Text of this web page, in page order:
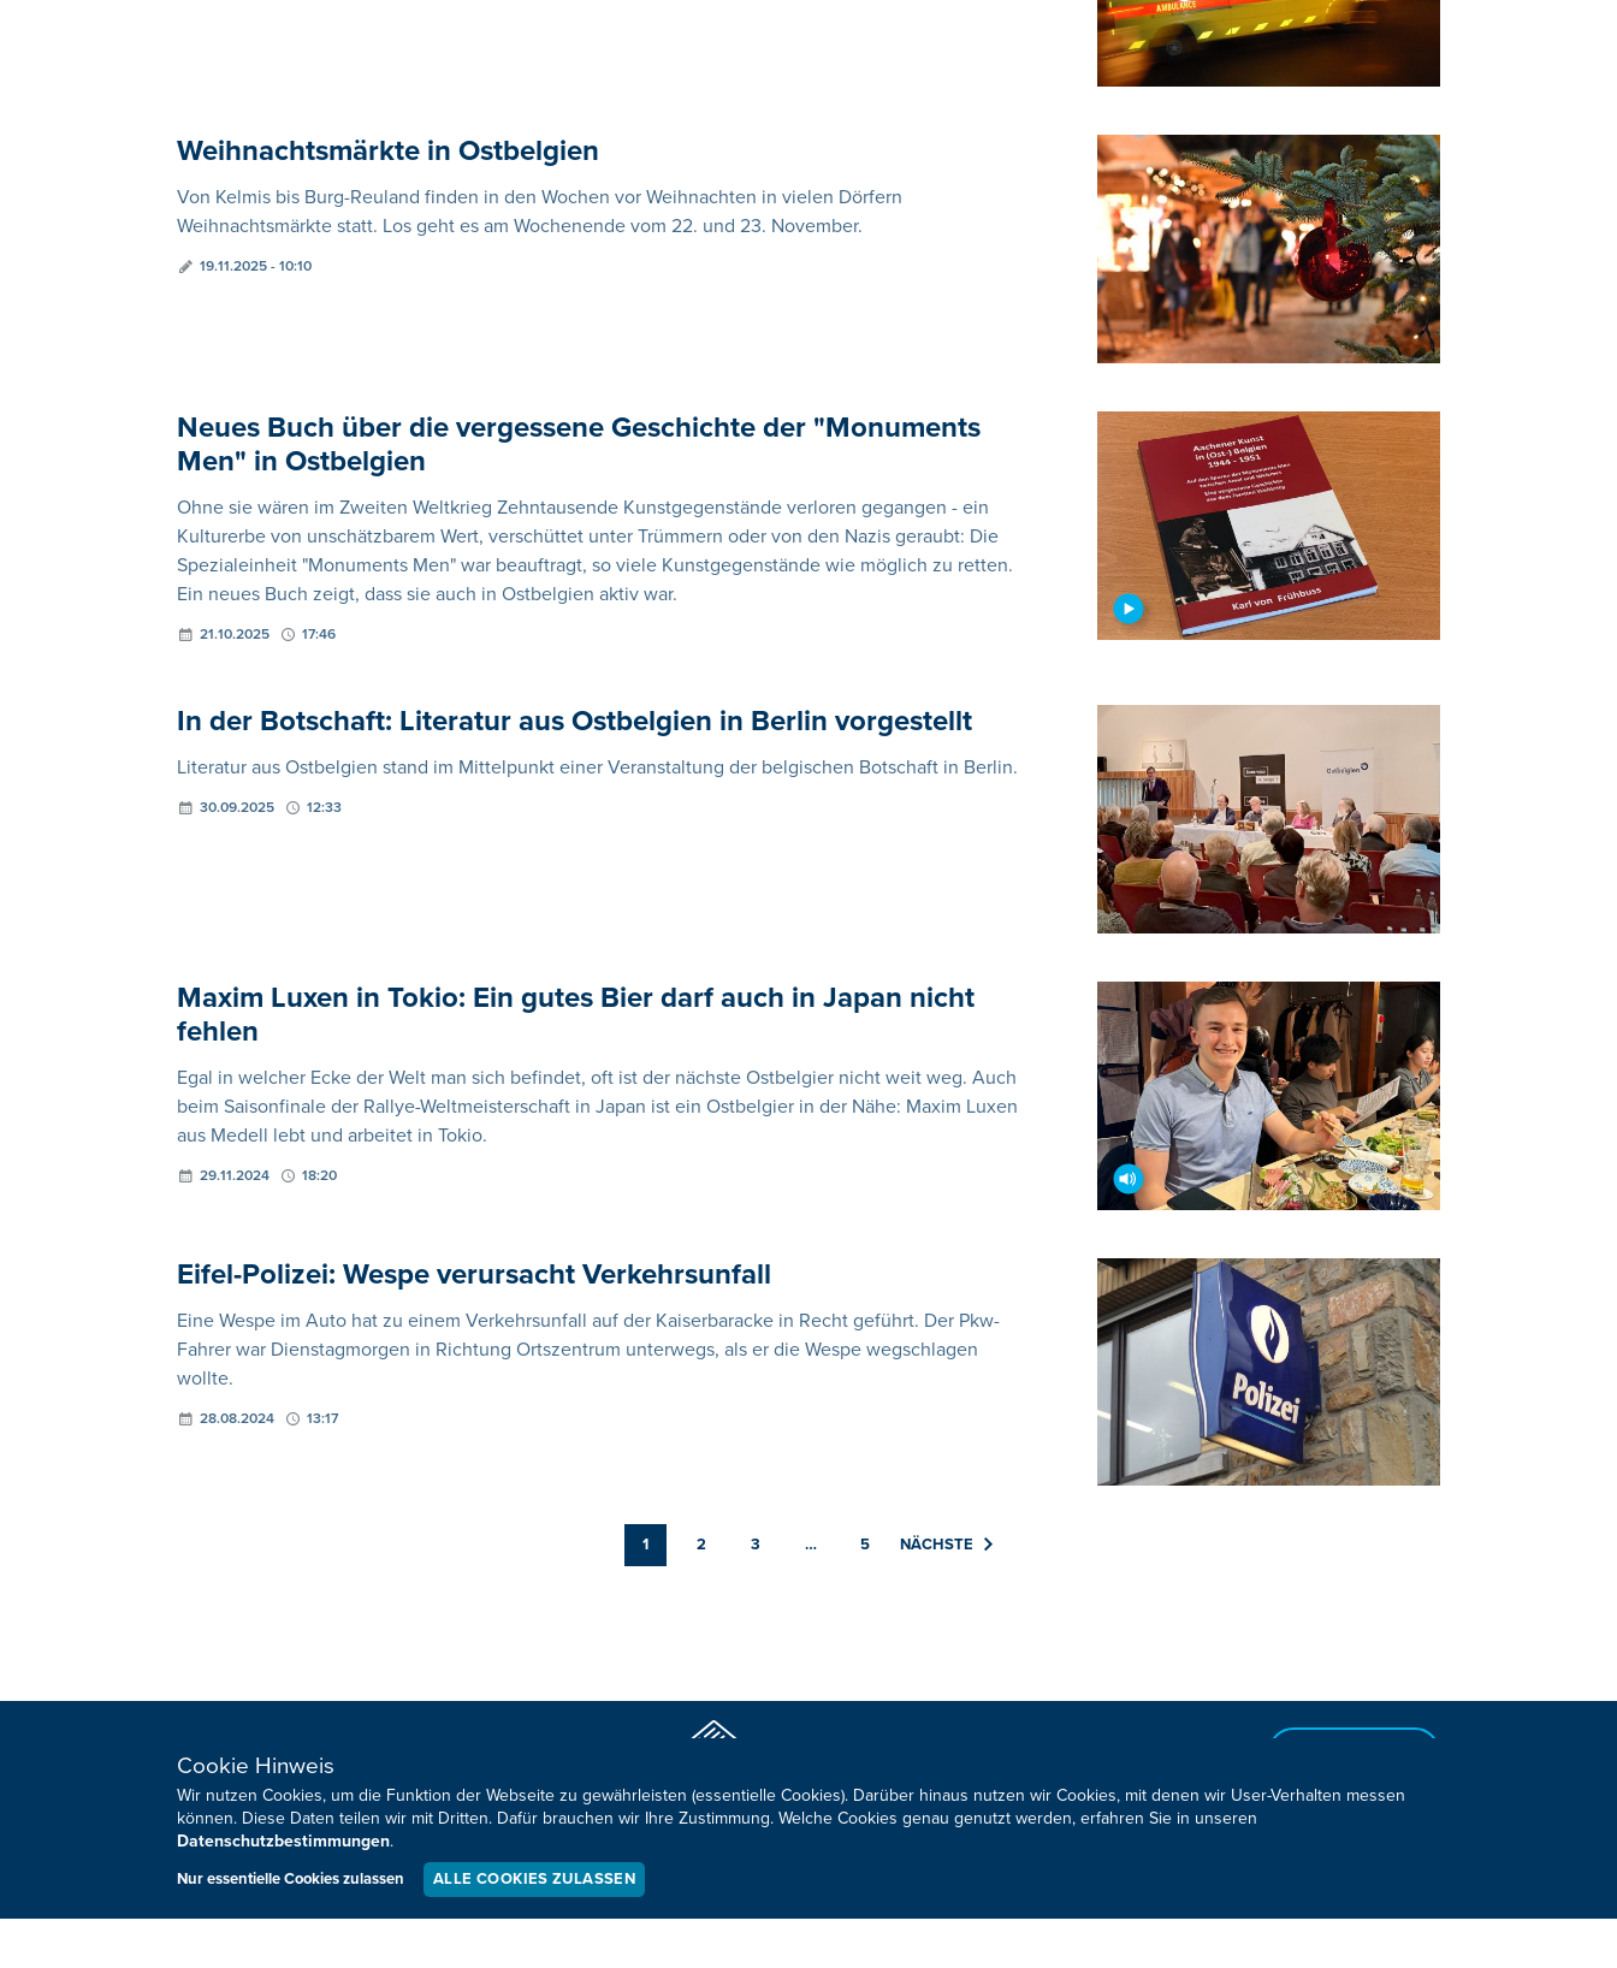
Weihnachtsmärkte in Ostbelgien
Von Kelmis bis Burg-Reuland finden in den Wochen vor Weihnachten in vielen Dörfern
Weihnachtsmärkte statt. Los geht es am Wochenende vom 22. und 23. November.
19.11.2025 - 10:10
Neues Buch über die vergessene Geschichte der "Monuments
Men" in Ostbelgien
Ohne sie wären im Zweiten Weltkrieg Zehntausende Kunstgegenstände verloren gegangen - ein
Kulturerbe von unschätzbarem Wert, verschüttet unter Trümmern oder von den Nazis geraubt: Die
Spezialeinheit "Monuments Men" war beauftragt, so viele Kunstgegenstände wie möglich zu retten.
Ein neues Buch zeigt, dass sie auch in Ostbelgien aktiv war.
21.10.2025 17:46
In der Botschaft: Literatur aus Ostbelgien in Berlin vorgestellt
Literatur aus Ostbelgien stand im Mittelpunkt einer Veranstaltung der belgischen Botschaft in Berlin.
30.09.2025 12:33
Maxim Luxen in Tokio: Ein gutes Bier darf auch in Japan nicht
fehlen
Egal in welcher Ecke der Welt man sich befindet, oft ist der nächste Ostbelgier nicht weit weg. Auch
beim Saisonfinale der Rallye-Weltmeisterschaft in Japan ist ein Ostbelgier in der Nähe: Maxim Luxen
aus Medell lebt und arbeitet in Tokio.
29.11.2024 18:20
Eifel-Polizei: Wespe verursacht Verkehrsunfall
Eine Wespe im Auto hat zu einem Verkehrsunfall auf der Kaiserbaracke in Recht geführt. Der Pkw-
Fahrer war Dienstagmorgen in Richtung Ortszentrum unterwegs, als er die Wespe wegschlagen
wollte.
28.08.2024 13:17
1 2 3 … 5 NÄCHSTE
REGIONAL
NATIONAL
INTERNATIONAL
KULTUR
WM 2026
Sie haben noch Fragen oder Anmerkungen? KONTAKTIEREN SIE UNS!
Cookie Hinweis
Wir nutzen Cookies, um die Funktion der Webseite zu gewährleisten (essentielle Cookies). Darüber hinaus nutzen wir Cookies, mit denen wir User-Verhalten messen
können. Diese Daten teilen wir mit Dritten. Dafür brauchen wir Ihre Zustimmung. Welche Cookies genau genutzt werden, erfahren Sie in unseren
Datenschutzbestimmungen.
Nur essentielle Cookies zulassen ALLE COOKIES ZULASSEN